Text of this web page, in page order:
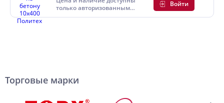
только авторизованным
пользователям
Войти
Торговые марки